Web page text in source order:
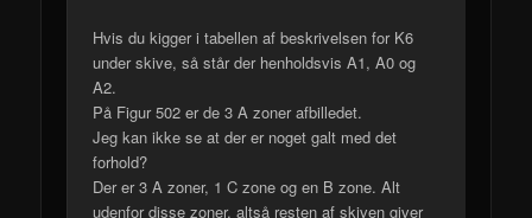
Hvis du kigger i tabellen af beskrivelsen for K6
under skive, så står der henholdsvis A1, A0 og
A2.
På Figur 502 er de 3 A zoner afbilledet.
Jeg kan ikke se at der er noget galt med det
forhold?
Der er 3 A zoner, 1 C zone og en B zone. Alt
udenfor disse zoner, altså resten af skiven giver